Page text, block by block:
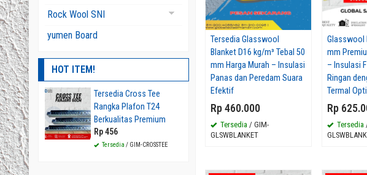
Tersedia Glasswool
Blanket D16 kg/m³ Tebal 50
mm Harga Murah – Insulasi
Panas dan Peredam Suara
Efektif
Rp 460.000
Tersedia / GIM-
GLSWBLANKET
Glasswool
mm
– Insulasi
Ringan
Termal
Rp
Tersedia
Aluminum Foam
Panel Akustik
Rock Wool SNI
Rockwool Aluminium
Rockwool Pipa
Rockwool Slab
yumen Board
HOT ITEM!
Tersedia Cross Tee
Rangka Plafon T24
Berkualitas Premium
Rp 456
Tersedia/ GIM-CROSSTEE
Tersedia Glasswool Blanket Insulation
D16 D24 D32 Kirim Jawa Timur –
Material Insulasi Profesional
Rp 475.000
Busa Telur Akustik
Terbaik 2026 –